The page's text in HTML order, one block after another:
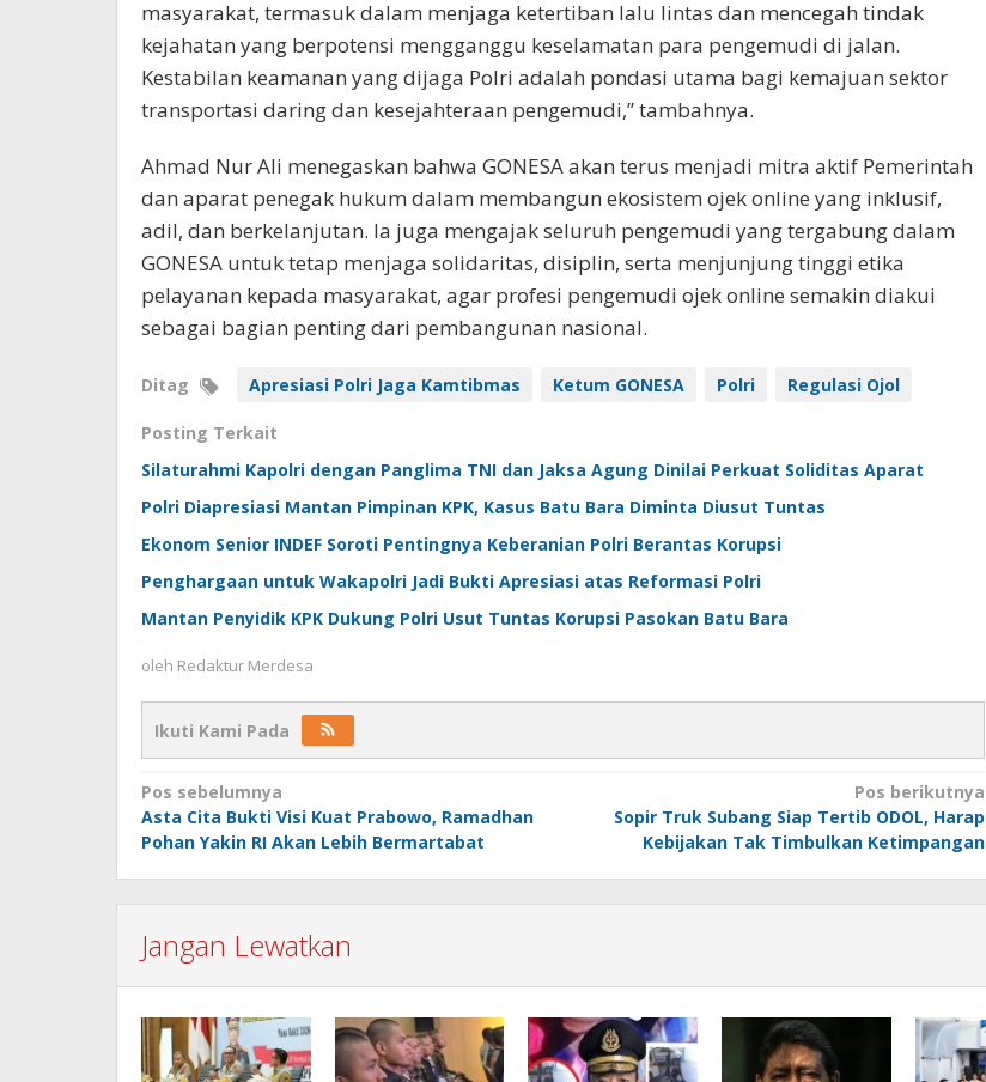
masyarakat, termasuk dalam menjaga ketertiban lalu lintas dan mencegah tindak
kejahatan yang berpotensi mengganggu keselamatan para pengemudi di jalan.
Kestabilan keamanan yang dijaga Polri adalah pondasi utama bagi kemajuan sektor
transportasi daring dan kesejahteraan pengemudi,” tambahnya.
Ahmad Nur Ali menegaskan bahwa GONESA akan terus menjadi mitra aktif Pemerintah
dan aparat penegak hukum dalam membangun ekosistem ojek online yang inklusif,
adil, dan berkelanjutan. Ia juga mengajak seluruh pengemudi yang tergabung dalam
GONESA untuk tetap menjaga solidaritas, disiplin, serta menjunjung tinggi etika
pelayanan kepada masyarakat, agar profesi pengemudi ojek online semakin diakui
sebagai bagian penting dari pembangunan nasional.
Ditag Apresiasi Polri Jaga Kamtibmas Ketum GONESA Polri Regulasi Ojol
Posting Terkait
Silaturahmi Kapolri dengan Panglima TNI dan Jaksa Agung Dinilai Perkuat Soliditas Aparat
Polri Diapresiasi Mantan Pimpinan KPK, Kasus Batu Bara Diminta Diusut Tuntas
Ekonom Senior INDEF Soroti Pentingnya Keberanian Polri Berantas Korupsi
Penghargaan untuk Wakapolri Jadi Bukti Apresiasi atas Reformasi Polri
Mantan Penyidik KPK Dukung Polri Usut Tuntas Korupsi Pasokan Batu Bara
oleh Redaktur Merdesa
Ikuti Kami Pada
Navigasi
pos
Pos sebelumnya
Asta Cita Bukti Visi Kuat Prabowo, Ramadhan
Pohan Yakin RI Akan Lebih Bermartabat
Pos berikutnya
Sopir Truk Subang Siap Tertib ODOL, Harap
Kebijakan Tak Timbulkan Ketimpangan
Jangan Lewatkan